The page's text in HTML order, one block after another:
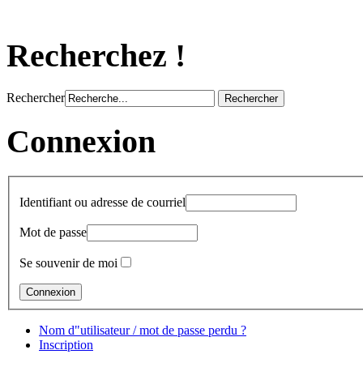
Recherchez !
Rechercher
Connexion
Identifiant ou adresse de courriel
Mot de passe
Se souvenir de moi
Nom d"utilisateur / mot de passe perdu ?
Inscription